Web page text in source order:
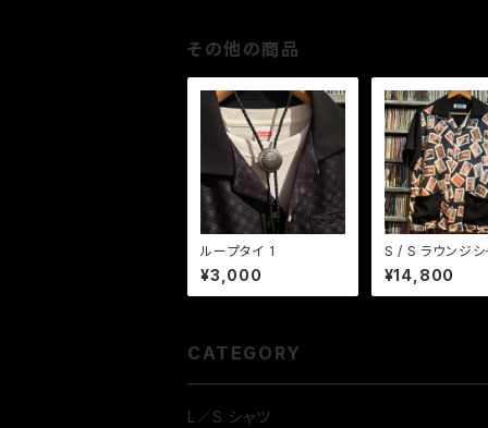
その他の商品
ループタイ 1
¥3,000
S / S ラウンジ
GIRLS GIRLS
¥14,800
CATEGORY
L／S シャツ